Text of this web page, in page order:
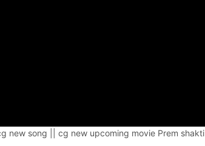
new song || cg new upcoming movie Prem shakti